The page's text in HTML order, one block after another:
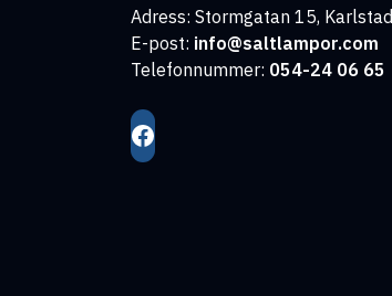
Adress: Stormgatan 15, Karlstad
E-post: info@saltlampor.com
Telefonnummer: 054-24 06 65